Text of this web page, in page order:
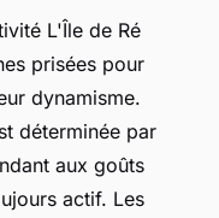
L'Île de Ré
prisées pour
dynamisme.
déterminée par
aux goûts
actif. Les